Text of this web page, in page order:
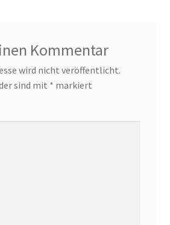
Kommentar
wird nicht veröffentlicht.
sind mit * markiert